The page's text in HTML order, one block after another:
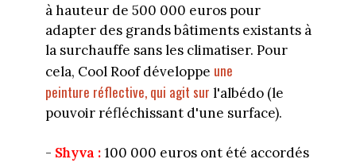
à hauteur de 500 000 euros pour
adapter des grands bâtiments existants à
la surchauffe sans les climatiser. Pour
cela, Cool Roof développe une
peinture réflective, qui agit sur l'albédo (le
pouvoir réfléchissant d'une surface).
- Shyva :100 000 euros ont été accordés